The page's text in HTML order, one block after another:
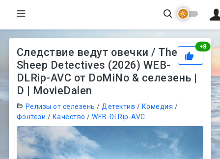
+8
Следствие ведут овечки / The
Sheep Detectives (2026) WEB-
DLRip-AVC от DoMiNo & селезень |
D | MovieDalen
Релизы от селезень / Детектив / Комедия /
Фэнтези / Качество /WEB-DLRip-AVC